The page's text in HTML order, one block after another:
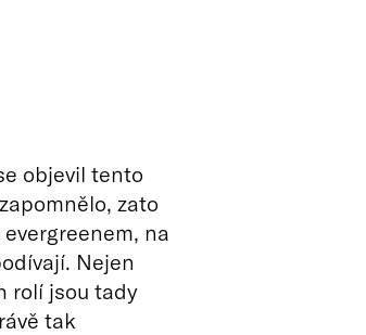
objevil tento
zato
na
Nejen
rolí jsou tady
tak